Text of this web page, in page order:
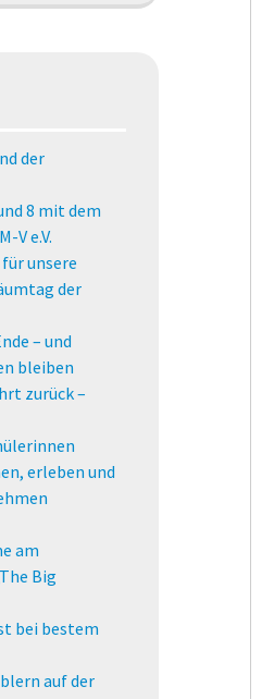
der
8 mit dem
V e.V.
unsere
der
– und
bleiben
zurück –
erleben und
am
Big
bei bestem
auf der